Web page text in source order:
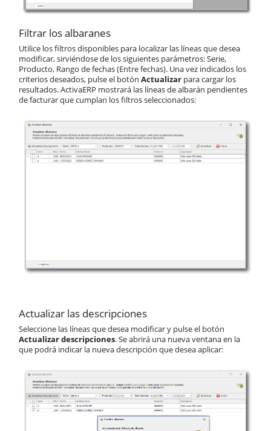
Vendedores
Reservas
Transportistas
Operarios
Maquinaria
Borrar documentos
Documentos recientes
Casos prácticos
Compras
Almacén
ActivaConnect
Tablas
Soporte
Filtrar los albaranes
Utilice los filtros disponibles para localizar las líneas que desea
modificar, sirviéndose de los siguientes parámetros: Serie,
Producto, Rango de fechas (Entre fechas). Una vez indicados los
criterios deseados, pulse el botón Actualizar para cargar los
resultados. ActivaERP mostrará las líneas de albarán pendientes
de facturar que cumplan los filtros seleccionados:
Actualizar las descripciones
Seleccione las líneas que desea modificar y pulse el botón
Actualizar descripciones. Se abrirá una nueva ventana en la
que podrá indicar la nueva descripción que desea aplicar: